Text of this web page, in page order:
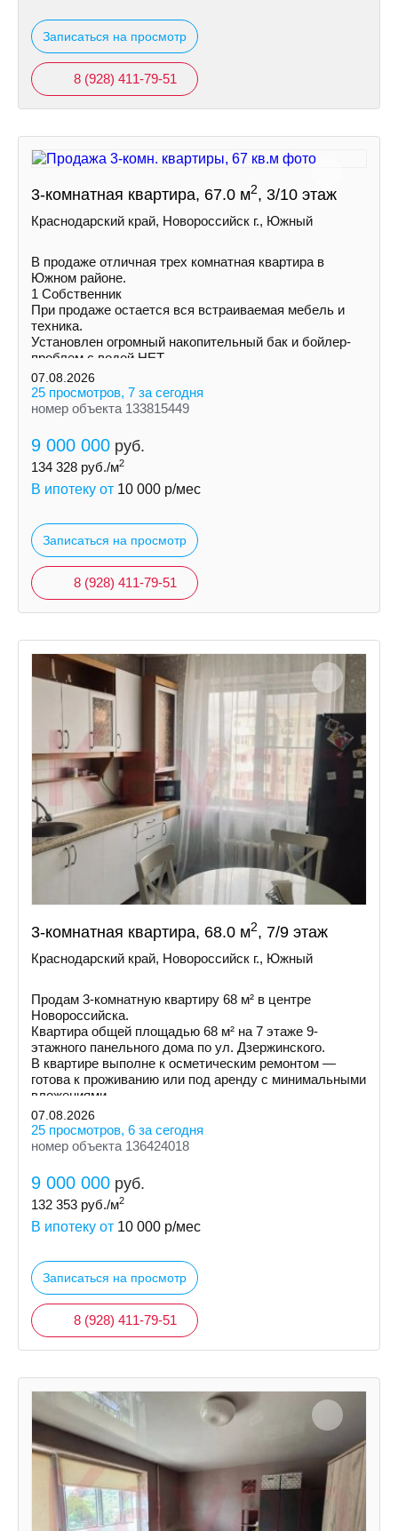
Записаться на просмотр
8 (928) 411-79-51
3-комнатная квартира, 67.0 м2, 3/10 этаж
Краснодарский край, Новороссийск г., Южный
В продаже отличная трех комнатная квартира в
Южном районе.
1 Собственник
При продаже остается вся встраиваемая мебель и
техника.
Установлен огромный накопительный бак и бойлер-
проблем с водой НЕТ.
Увеличена площадь кухни и одной из комнат за счет
балконов.
07.08.2026
25 просмотров, 7 за сегодня
номер объекта 133815449
9 000 000 руб.
134 328 руб./м2
В ипотеку от 10 000 р/мес
Записаться на просмотр
8 (928) 411-79-51
3-комнатная квартира, 68.0 м2, 7/9 этаж
Краснодарский край, Новороссийск г., Южный
Продам 3-комнатную квартиру 68 м² в центре
Новороссийска.
Квартира общей площадью 68 м² на 7 этаже 9-
этажного панельного дома по ул. Дзержинского.
В квартире выполне к осметическим ремонтом —
готова к проживанию или под аренду с минимальными
вложениями.
07.08.2026
25 просмотров, 6 за сегодня
номер объекта 136424018
9 000 000 руб.
132 353 руб./м2
В ипотеку от 10 000 р/мес
Записаться на просмотр
8 (928) 411-79-51